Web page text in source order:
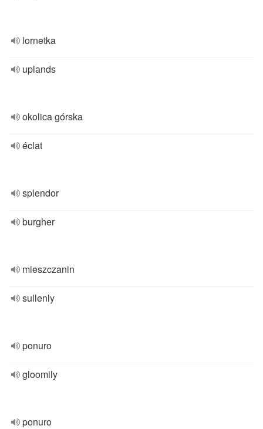
lornetka
uplands
okolica górska
éclat
splendor
burgher
mieszczanin
sullenly
ponuro
gloomily
ponuro